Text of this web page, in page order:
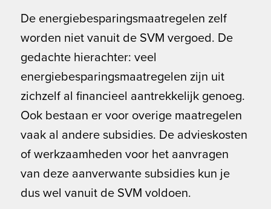
De energiebesparingsmaatregelen zelf
worden niet vanuit de SVM vergoed. De
gedachte hierachter: veel
energiebesparingsmaatregelen zijn uit
zichzelf al financieel aantrekkelijk genoeg.
Ook bestaan er voor overige maatregelen
vaak al andere subsidies. De advieskosten
of werkzaamheden voor het aanvragen
van deze aanverwante subsidies kun je
dus wel vanuit de SVM voldoen.